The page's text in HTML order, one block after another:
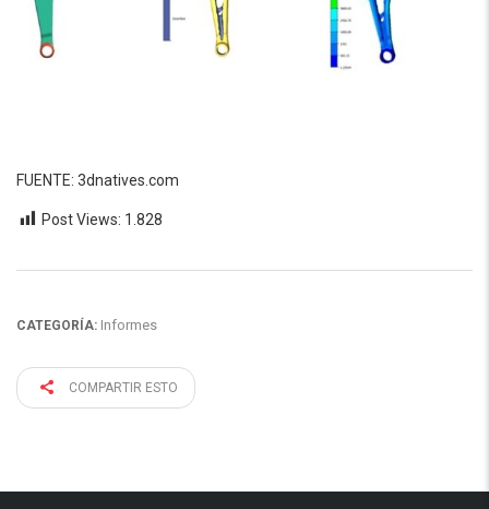
FUENTE: 3dnatives.com
Post Views: 1.828
CATEGORÍA: Informes
COMPARTIR ESTO